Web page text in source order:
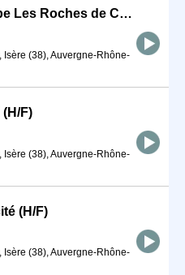
Electricien / Chef d'équipe Les Roches de Condrieu (H/F)
(38), Auvergne-Rhône-
F)
(38), Auvergne-Rhône-
(H/F)
(38), Auvergne-Rhône-